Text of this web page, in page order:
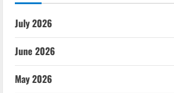
July 2026
June 2026
May 2026